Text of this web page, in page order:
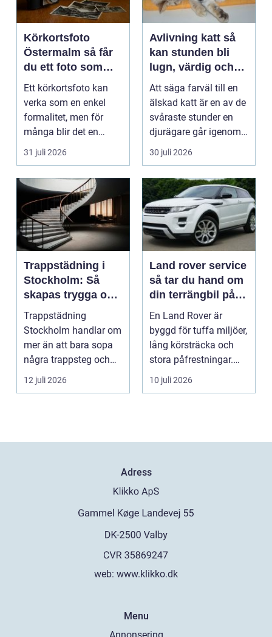
Körkortsfoto
Östermalm så får
du ett foto som
alltid blir godkänt
Ett körkortsfoto kan
verka som en enkel
formalitet, men för
många blir det en
oväntad källa till str...
31 juli 2026
Avlivning katt så
kan stunden bli
lugn, värdig och
trygg
Att säga farväl till en
älskad katt är en av de
svåraste stunder en
djurägare går igenom.
Beslutet o...
30 juli 2026
Trappstädning i
Stockholm: Så
skapas trygga och
trivsamma
trapphus
Trappstädning
Stockholm handlar om
mer än att bara sopa
några trappsteg och
torka en...
12 juli 2026
Land rover service
så tar du hand om
din terrängbil på
rätt sätt
En Land Rover är
byggd för tuffa miljöer,
lång körsträcka och
stora påfrestningar.
Samtidigt är det ...
10 juli 2026
Adress
web: www.klikko.dk
Menu